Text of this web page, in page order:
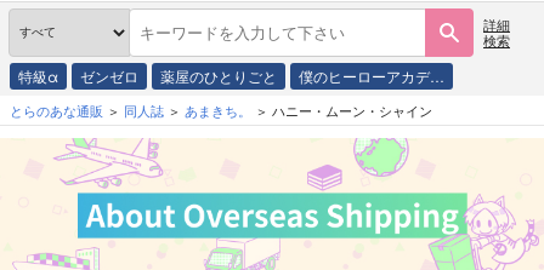
詳細
検索
特級α ゼンゼロ 薬屋のひとりごと 僕のヒーローアカデ…
とらのあな通販 同人誌 あまきち。 ハニー・ムーン・シャイン